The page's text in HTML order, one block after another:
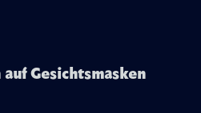
Gesichtsmasken